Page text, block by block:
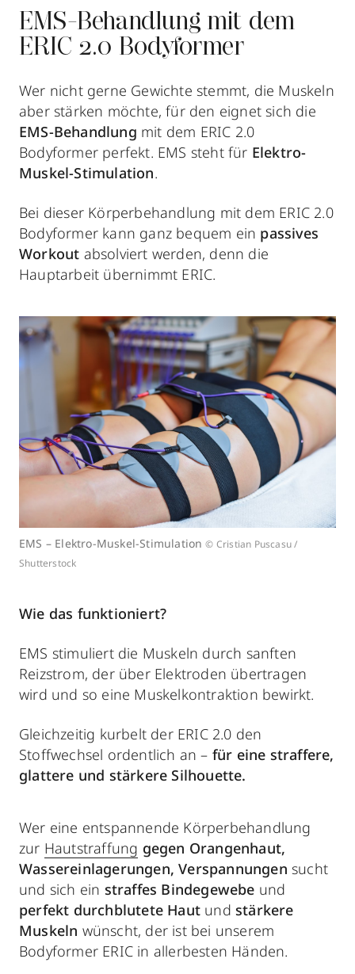
EMS-Behandlung mit dem
ERIC 2.0 Bodyformer
Wer nicht gerne Gewichte stemmt, die Muskeln
aber stärken möchte, für den eignet sich die
EMS-Behandlung mit dem ERIC 2.0
Bodyformer perfekt. EMS steht für Elektro-
Muskel-Stimulation.
Bei dieser Körperbehandlung mit dem ERIC 2.0
Bodyformer kann ganz bequem ein passives
Workout absolviert werden, denn die
Hauptarbeit übernimmt ERIC.
EMS – Elektro-Muskel-Stimulation © Cristian Puscasu /
Shutterstock
Wie das funktioniert?
EMS stimuliert die Muskeln durch sanften
Reizstrom, der über Elektroden übertragen
wird und so eine Muskelkontraktion bewirkt.
Gleichzeitig kurbelt der ERIC 2.0 den
Stoffwechsel ordentlich an – für eine straffere,
glattere und stärkere Silhouette.
Wer eine entspannende Körperbehandlung
zur Hautstraffung gegen Orangenhaut,
Wassereinlagerungen, Verspannungen sucht
und sich ein straffes Bindegewebe und
perfekt durchblutete Haut und stärkere
Muskeln wünscht, der ist bei unserem
Bodyformer ERIC in allerbesten Händen.